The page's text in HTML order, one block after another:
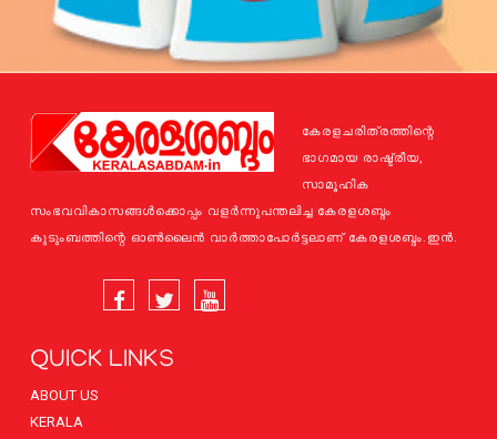
കേരളചരിത്രത്തിന്റെ
ഭാഗമായ രാഷ്ട്രീയ,
സാമൂഹിക
സംഭവവികാസങ്ങള്‍ക്കൊപ്പം വളര്‍ന്നുപന്തലിച്ച കേരളശബ്ദം
കുടുംബത്തിന്റെ ഓണ്‍ലൈന്‍ വാര്‍ത്താപോര്‍ട്ടലാണ് കേരളശബ്ദം.ഇന്‍.
QUICK LINKS
ABOUT US
KERALA